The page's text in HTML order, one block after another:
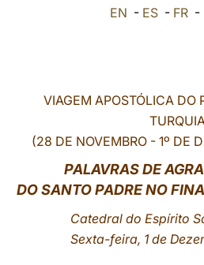
EN - ES- FR-
VIAGEM APOSTÓLICA DO
(28 DE NOVEMBRO - 1º DE
PALAVRAS DE
DO SANTO PADRE NO
Catedral do Espírito
Sexta-feira, 1 de